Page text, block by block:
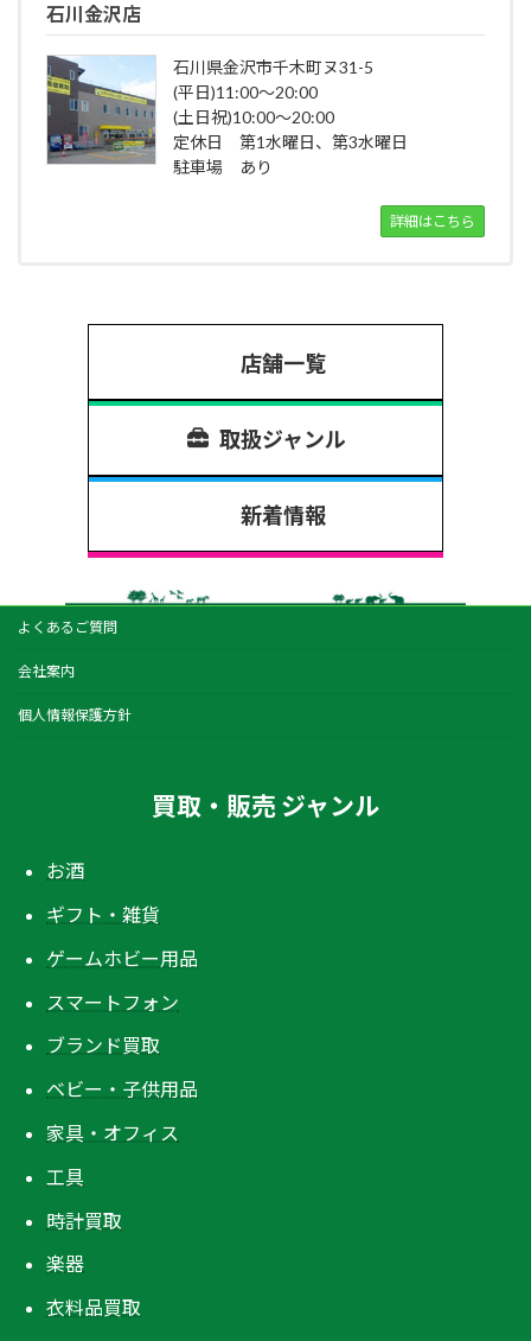
石川金沢店
石川県金沢市千木町ヌ31-5
(平日)11:00～20:00
(土日祝)10:00～20:00
定休日 第1水曜日、第3水曜日
駐車場 あり
詳細はこちら
店舗一覧
取扱ジャンル
新着情報
よくあるご質問
会社案内
個人情報保護方針
買取・販売 ジャンル
お酒
ギフト・雑貨
ゲームホビー用品
スマートフォン
ブランド買取
ベビー・子供用品
家具・オフィス
工具
時計買取
楽器
衣料品買取